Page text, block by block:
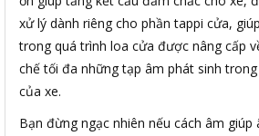
xử lý dành riêng cho phần tappi cửa,
trong quá trình loa cửa được nâng cấp
chế tối đa những tạp âm phát sinh
của xe.
Bạn đừng ngạc nhiên nếu cách âm